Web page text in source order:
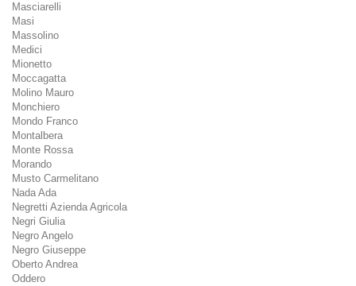
Masciarelli
Masi
Massolino
Medici
Mionetto
Moccagatta
Molino Mauro
Monchiero
Mondo Franco
Montalbera
Monte Rossa
Morando
Musto Carmelitano
Nada Ada
Negretti Azienda Agricola
Negri Giulia
Negro Angelo
Negro Giuseppe
Oberto Andrea
Oddero